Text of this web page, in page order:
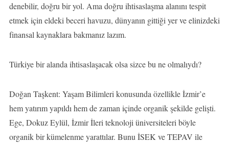
denebilir, doğru bir yol. Ama doğru ihtisaslaşma alanını tespit
etmek için eldeki beceri havuzu, dünyanın gittiği yer ve elinizdeki
finansal kaynaklara bakmanız lazım.
Türkiye bir alanda ihtisaslaşacak olsa sizce bu ne olmalıydı?
Doğan Taşkent: Yaşam Bilimleri konusunda özellikle İzmir’e
hem yatırım yapıldı hem de zaman içinde organik şekilde gelişti.
Ege, Dokuz Eylül, İzmir İleri teknoloji üniversiteleri böyle
organik bir kümelenme yarattılar. Bunu İSEK ve TEPAV ile